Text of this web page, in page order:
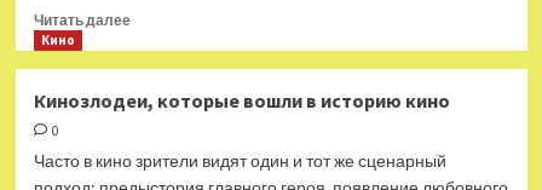
Читать далееПрочитать
легких
о дружбе
Кино
Кинозлодеи, которые вошли в историю кино
0
Часто в кино зрители видят один и тот же сценарный